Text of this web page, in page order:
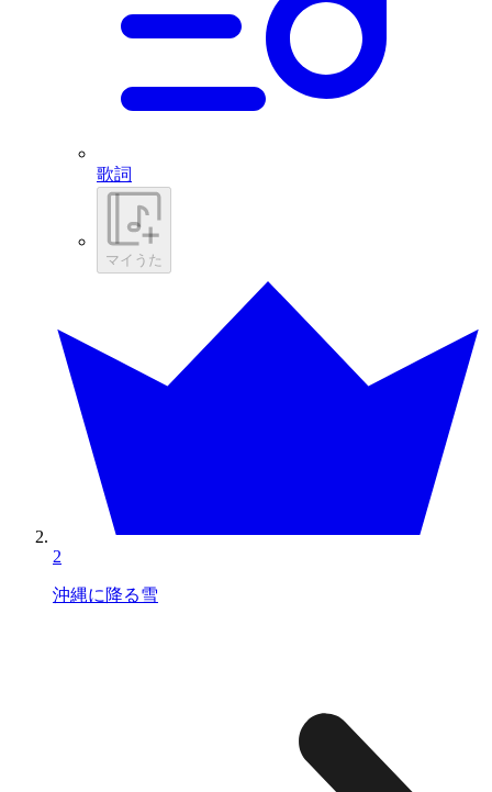
歌詞
マイうた
2
沖縄に降る雪